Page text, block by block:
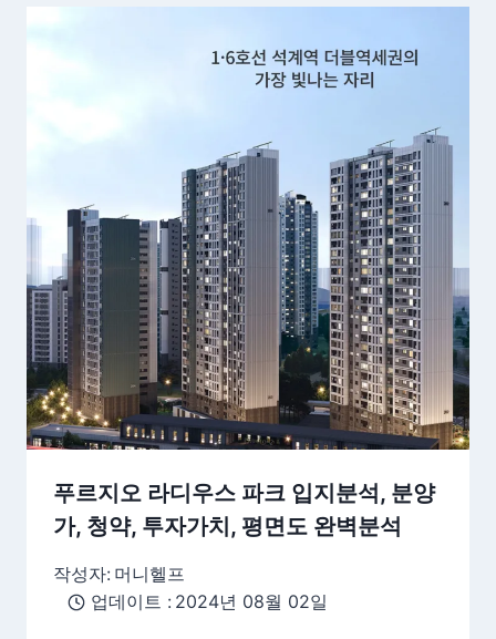
푸르지오 라디우스 파크 입지분석, 분양
가, 청약, 투자가치, 평면도 완벽분석
작성자: 머니헬프
업데이트 : 2024년 08월 02일